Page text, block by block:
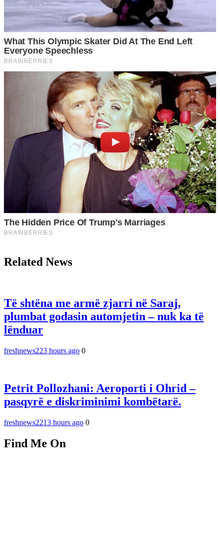
Related News
Të shtëna me armë zjarri në Saraj,
plumbat godasin automjetin – nuk ka të
lënduar
freshnews223 hours ago 0
Petrit Pollozhani: Aeroporti i Ohrid –
pasqyrë e diskriminimi kombëtarë.
freshnews2213 hours ago 0
Find Me On